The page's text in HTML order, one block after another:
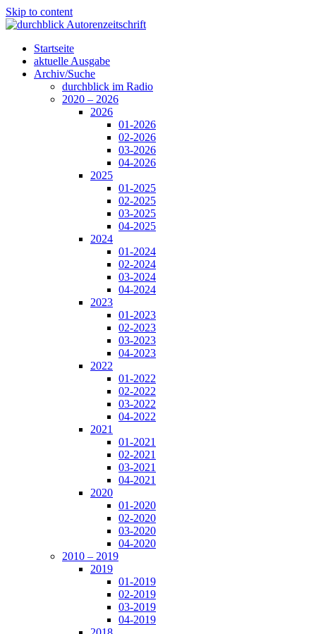
Skip to content
Startseite
aktuelle Ausgabe
Archiv/Suche
durchblick im Radio
2020 – 2026
2026
01-2026
02-2026
03-2026
04-2026
2025
01-2025
02-2025
03-2025
04-2025
2024
01-2024
02-2024
03-2024
04-2024
2023
01-2023
02-2023
03-2023
04-2023
2022
01-2022
02-2022
03-2022
04-2022
2021
01-2021
02-2021
03-2021
04-2021
2020
01-2020
02-2020
03-2020
04-2020
2010 – 2019
2019
01-2019
02-2019
03-2019
04-2019